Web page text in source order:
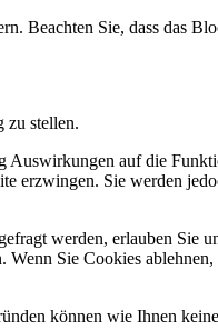
Beachten Sie, dass das
zu stellen.
auf die
erzwingen. Sie werden
werden, erlauben Sie
Sie Cookies
können wie Ihnen